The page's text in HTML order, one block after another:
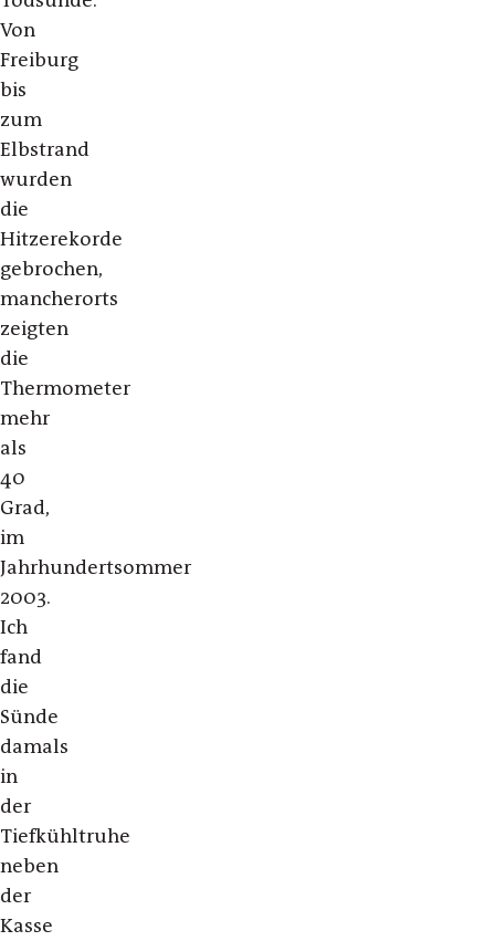
Von
Freiburg
bis
zum
Elbstrand
wurden
die
Hitzerekorde
gebrochen,
mancherorts
zeigten
die
Thermometer
mehr
als
40
Grad,
im
Jahrhundertsommer
2003.
Ich
fand
die
Sünde
damals
in
der
Tiefkühltruhe
neben
der
Kasse